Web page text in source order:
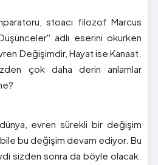
stoacı filozof Marcus
adlı eserini okurken
Değişimdir, Hayat ise Kanaat.
çok daha derin anlamlar
evren sürekli bir değişim
bu değişim devam ediyor. Bu
sizden sonra da böyle olacak.